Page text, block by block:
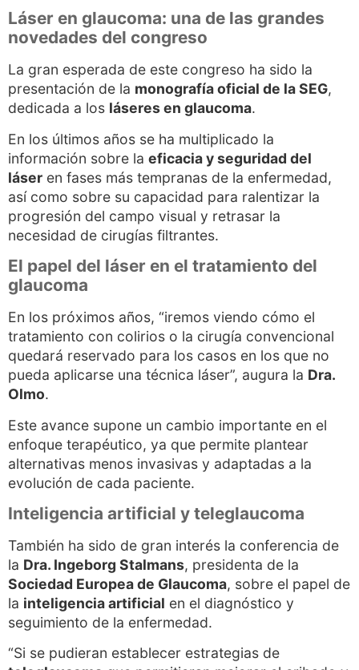
Láser en glaucoma: una de las grandes
novedades del congreso
La gran esperada de este congreso ha sido la
presentación de la monografía oficial de la SEG,
dedicada a los láseres en glaucoma.
En los últimos años se ha multiplicado la
información sobre la eficacia y seguridad del
láser en fases más tempranas de la enfermedad,
así como sobre su capacidad para ralentizar la
progresión del campo visual y retrasar la
necesidad de cirugías filtrantes.
El papel del láser en el tratamiento del
glaucoma
En los próximos años, “iremos viendo cómo el
tratamiento con colirios o la cirugía convencional
quedará reservado para los casos en los que no
pueda aplicarse una técnica láser”, augura la Dra.
Olmo.
Este avance supone un cambio importante en el
enfoque terapéutico, ya que permite plantear
alternativas menos invasivas y adaptadas a la
evolución de cada paciente.
Inteligencia artificial y teleglaucoma
También ha sido de gran interés la conferencia de
la Dra. Ingeborg Stalmans, presidenta de la
Sociedad Europea de Glaucoma, sobre el papel de
la inteligencia artificial en el diagnóstico y
seguimiento de la enfermedad.
“Si se pudieran establecer estrategias de